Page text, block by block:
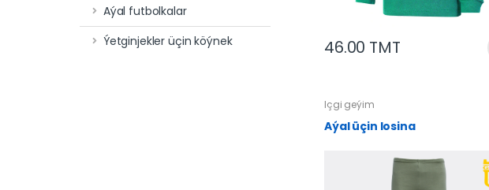
Aýal futbolkalar
Ýetginjekler üçin köýnek
46.00 TMT
Içgi geýim
Aýal üçin losina